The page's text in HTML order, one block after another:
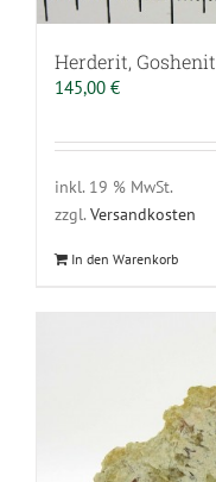
Herderit, Goshenit
145,00 €
inkl. 19 % MwSt.
zzgl. Versandkosten
In den Warenkorb